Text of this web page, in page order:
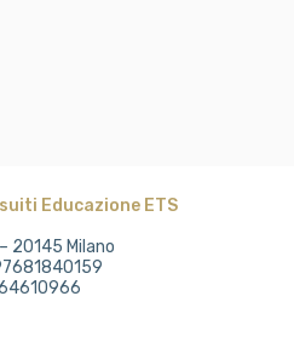
Educazione ETS
20145 Milano